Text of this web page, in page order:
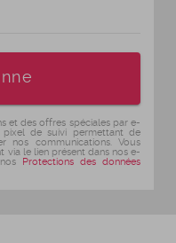
et des offres spéciales par e-
de suivi permettant de
nos communications. Vous
via le lien présent dans nos e-
Protections des données